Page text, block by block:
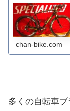
chan-bike.com
多くの自転車ブ